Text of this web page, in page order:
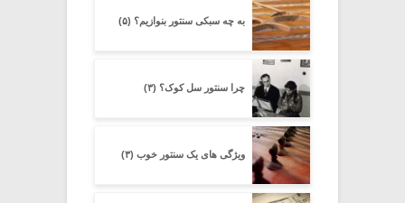
به چه سبکی سنتور بنوازیم؟ (۵)
چرا سنتور سل کوک؟ (۳)
ویژگی های یک سنتور خوب (۳)